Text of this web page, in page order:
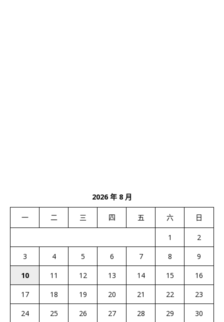
2026 年 8 月
一 二 三 四 五 六 日
1
2
3
4 5 6 7 8
9
10
11 12 13 14 15
16
17
18 19 20 21 22
23
24
25 26 27 28 29
30